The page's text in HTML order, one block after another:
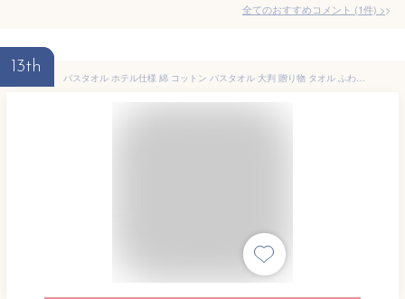
全てのおすすめコメント (1件) >
13th
バスタオル ホテル仕様 綿 コットン バスタオル 大判 贈り物 タオル ふわふわ タオル 綿 パイル 柔らか 瞬間吸水 無地 大きめ 大きいサイズ 高級 速乾 抗菌 防臭 極厚 ホテルスタイル 送料無料 プレゼント 厚手